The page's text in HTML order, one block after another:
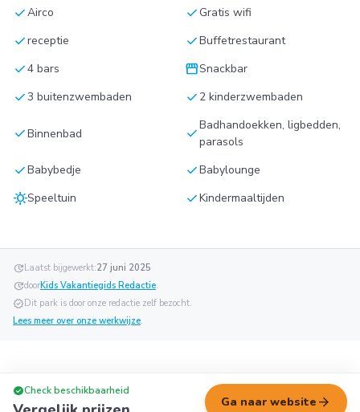
checkAirco check Gratis wifi
checkreceptie checkBuffetrestaurant
check4 bars storefrontSnackbar
check3 buitenzwembaden check 2 kinderzwembaden
checkBinnenbad checkBadhandoekken, ligbedden,
parasols
checkBabybedje checkBabylounge
sunnySpeeltuin checkKindermaaltijden
updateLaatst bijgewerkt:27 juni 2025
updatedoorKids Vakantiegids Redactie.
verifiedDit park is door onze redactie zelf bezocht.
Lees meer over onze werkwijze.
check_circleCheck beschikbaarheid
Ga naar website arrow_forward